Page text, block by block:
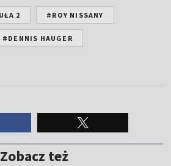
2 #ROY NISSANY
#DENNIS HAUGER
Zobacz też